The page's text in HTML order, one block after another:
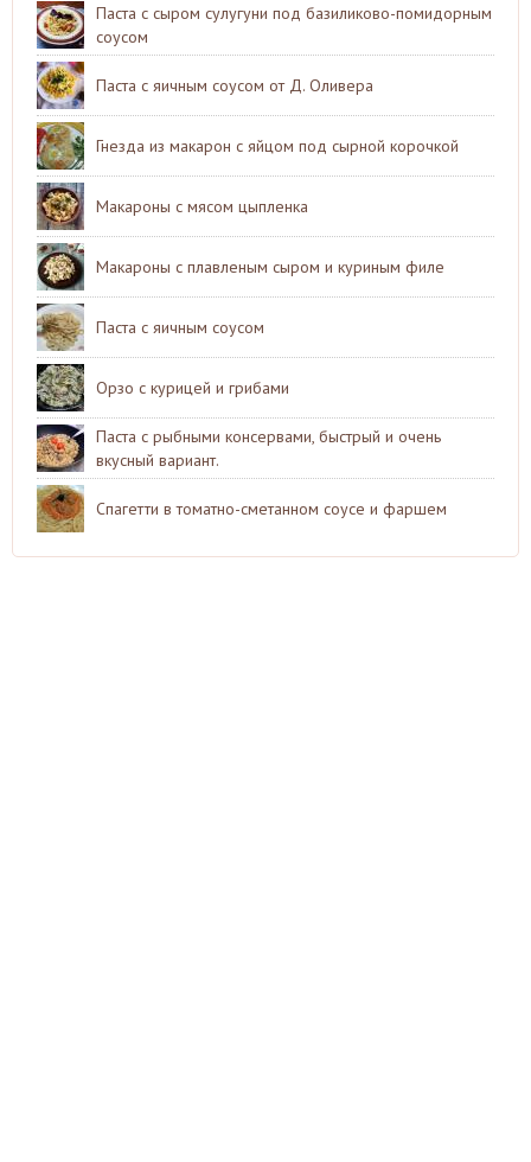
Паста с сыром сулугуни под базиликово-помидорным
соусом
Паста с яичным соусом от Д. Оливера
Гнезда из макарон с яйцом под сырной корочкой
Макароны с мясом цыпленка
Макароны с плавленым сыром и куриным филе
Паста с яичным соусом
Орзо с курицей и грибами
Паста с рыбными консервами, быстрый и очень
вкусный вариант.
Спагетти в томатно-сметанном соусе и фаршем